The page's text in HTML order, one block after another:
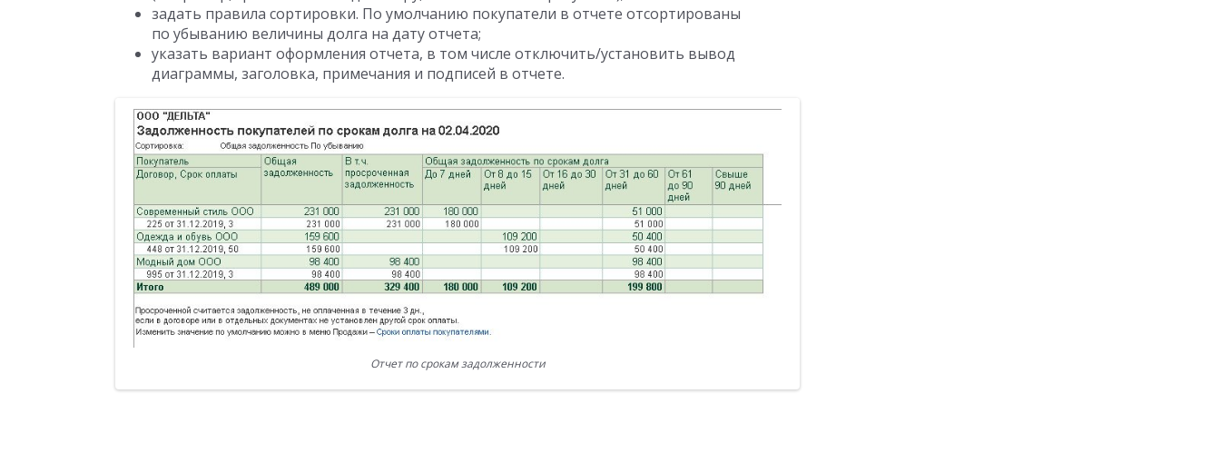
задать правила сортировки. По умолчанию покупатели в отчете отсортированы
по убыванию величины долга на дату отчета;
указать вариант оформления отчета, в том числе отключить/установить вывод
диаграммы, заголовка, примечания и подписей в отчете.
Отчет по срокам задолженности